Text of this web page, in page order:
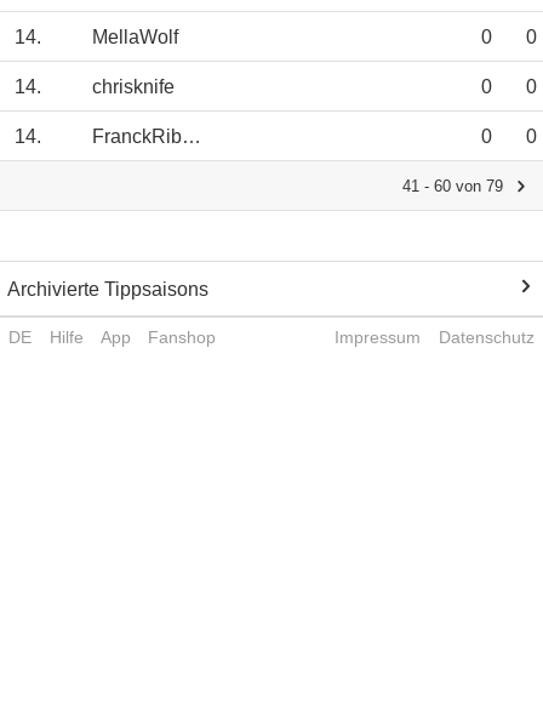
14. MellaWolf 0 0
14. chrisknife 0 0
14. FranckRibery 0 0
41 - 60 von 79
Archivierte Tippsaisons
DE Hilfe App Fanshop Impressum Datenschutz